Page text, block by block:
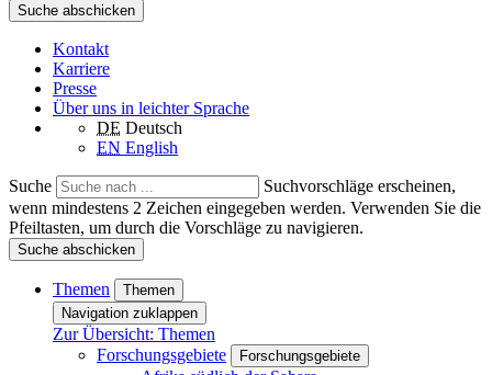
Suche abschicken
Kontakt
Karriere
Presse
Über uns in leichter Sprache
DE Deutsch
EN English
Suche
Suchvorschläge erscheinen,
wenn mindestens 2 Zeichen eingegeben werden. Verwenden Sie die
Pfeiltasten, um durch die Vorschläge zu navigieren.
Suche abschicken
Themen
Themen
Navigation zuklappen
Zur Übersicht: Themen
Forschungsgebiete
Forschungsgebiete